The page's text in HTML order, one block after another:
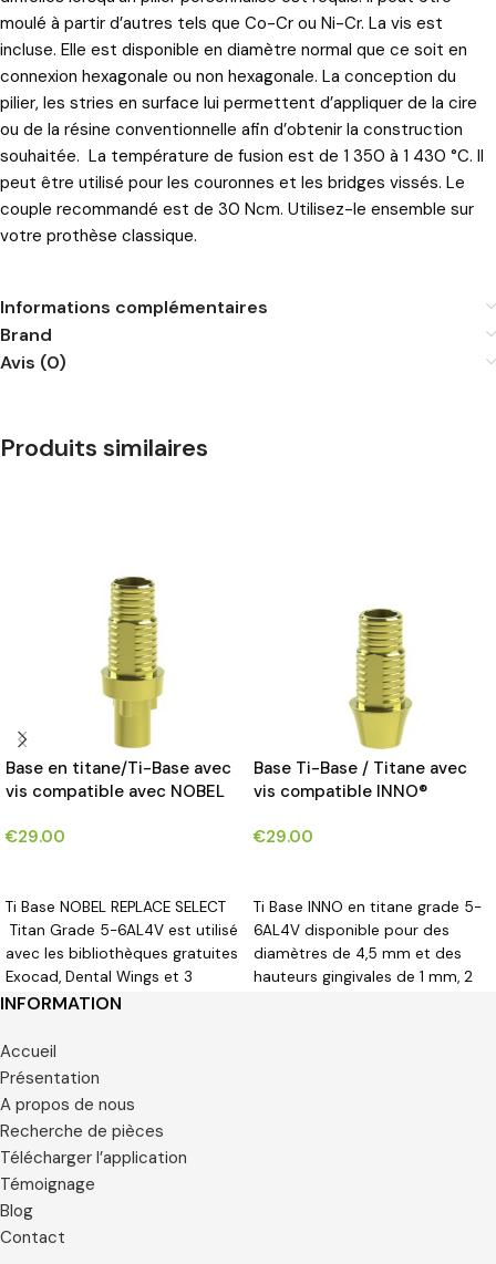
moulé à partir d’autres tels que Co-Cr ou Ni-Cr. La vis est
incluse. Elle est disponible en diamètre normal que ce soit en
connexion hexagonale ou non hexagonale. La conception du
pilier, les stries en surface lui permettent d’appliquer de la cire
ou de la résine conventionnelle afin d’obtenir la construction
souhaitée. La température de fusion est de 1 350 à 1 430 °C. Il
peut être utilisé pour les couronnes et les bridges vissés. Le
couple recommandé est de 30 Ncm. Utilisez-le ensemble sur
votre prothèse classique.
Informations complémentaires
Brand
Avis (0)
Produits similaires
Base en titane/Ti-Base avec
vis compatible avec NOBEL
€29.00
Ti Base NOBEL REPLACE SELECT
Titan Grade 5-6AL4V est utilisé
avec les bibliothèques gratuites
Exocad, Dental Wings et 3
Shape sur le site.
Base Ti-Base / Titane avec
vis compatible INNO®
€29.00
Ti Base INNO en titane grade 5-
6AL4V disponible pour des
diamètres de 4,5 mm et des
hauteurs gingivales de 1 mm, 2
INFORMATION
Accueil
Présentation
A propos de nous
Recherche de pièces
Télécharger l’application
Témoignage
Blog
Contact